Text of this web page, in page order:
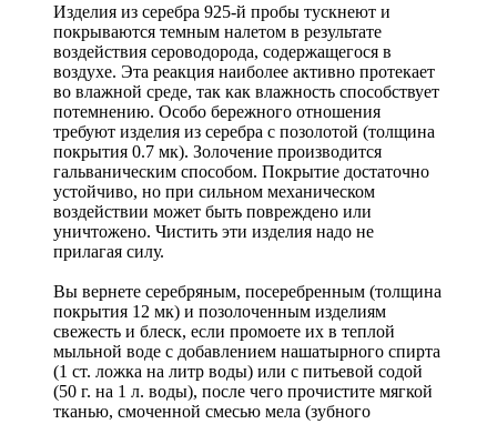
Изделия из серебра 925-й пробы тускнеют и
покрываются темным налетом в результате
воздействия сероводорода, содержащегося в
воздухе. Эта реакция наиболее активно протекает
во влажной среде, так как влажность способствует
потемнению. Особо бережного отношения
требуют изделия из серебра с позолотой (толщина
покрытия 0.7 мк). Золочение производится
гальваническим способом. Покрытие достаточно
устойчиво, но при сильном механическом
воздействии может быть повреждено или
уничтожено. Чистить эти изделия надо не
прилагая силу.
Вы вернете серебряным, посеребренным (толщина
покрытия 12 мк) и позолоченным изделиям
свежесть и блеск, если промоете их в теплой
мыльной воде с добавлением нашатырного спирта
(1 ст. ложка на литр воды) или с питьевой содой
(50 г. на 1 л. воды), после чего прочистите мягкой
тканью, смоченной смесью мела (зубного